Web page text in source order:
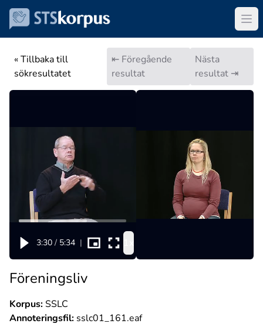
« Tillbaka till
sökresultatet
⇤ Föregående
resultat
Nästa
resultat ⇥
3:30 / 5:34 |
Föreningsliv
Korpus:SSLC
Annoteringsfil: sslc01_161.eaf